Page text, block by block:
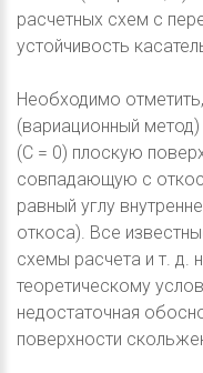
расчетных схем с
устойчивость
Необходимо
(вариационный
(С = 0) плоскую
совпадающую с
равный углу
откоса). Все
схемы расчета и т. д.
теоретическому
недостаточная
поверхности